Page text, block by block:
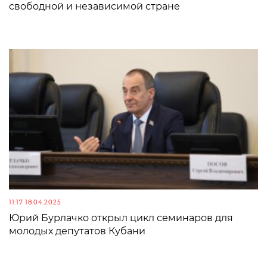
свободной и независимой стране
11:17 18.04.2025
Юрий Бурлачко открыл цикл семинаров для
молодых депутатов Кубани